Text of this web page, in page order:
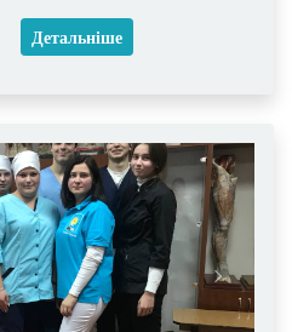
Детальніше